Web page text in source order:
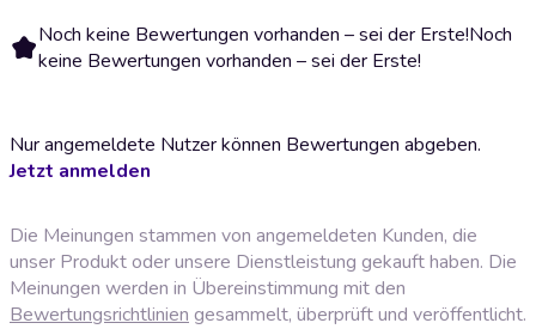
Noch keine Bewertungen vorhanden – sei der Erste!Noch
keine Bewertungen vorhanden – sei der Erste!
Nur angemeldete Nutzer können Bewertungen abgeben.
Jetzt anmelden
Die Meinungen stammen von angemeldeten Kunden, die
unser Produkt oder unsere Dienstleistung gekauft haben. Die
Meinungen werden in Übereinstimmung mit den
Bewertungsrichtlinien gesammelt, überprüft und veröffentlicht.